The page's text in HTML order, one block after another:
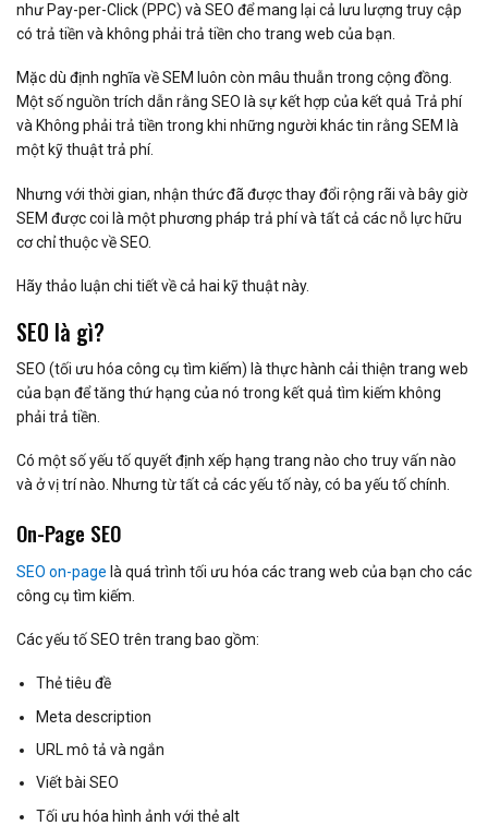
như Pay-per-Click (PPC) và SEO để mang lại cả lưu lượng truy cập
có trả tiền và không phải trả tiền cho trang web của bạn.
Mặc dù định nghĩa về SEM luôn còn mâu thuẫn trong cộng đồng.
Một số nguồn trích dẫn rằng SEO là sự kết hợp của kết quả Trả phí
và Không phải trả tiền trong khi những người khác tin rằng SEM là
một kỹ thuật trả phí.
Nhưng với thời gian, nhận thức đã được thay đổi rộng rãi và bây giờ
SEM được coi là một phương pháp trả phí và tất cả các nỗ lực hữu
cơ chỉ thuộc về SEO.
Hãy thảo luận chi tiết về cả hai kỹ thuật này.
SEO là gì?
SEO (tối ưu hóa công cụ tìm kiếm) là thực hành cải thiện trang web
của bạn để tăng thứ hạng của nó trong kết quả tìm kiếm không
phải trả tiền.
Có một số yếu tố quyết định xếp hạng trang nào cho truy vấn nào
và ở vị trí nào. Nhưng từ tất cả các yếu tố này, có ba yếu tố chính.
On-Page SEO
SEO on-page là quá trình tối ưu hóa các trang web của bạn cho các
công cụ tìm kiếm.
Các yếu tố SEO trên trang bao gồm:
Thẻ tiêu đề
Meta description
URL mô tả và ngắn
Viết bài SEO
Tối ưu hóa hình ảnh với thẻ alt